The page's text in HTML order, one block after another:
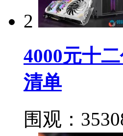
2
4000元十
清单
围观：